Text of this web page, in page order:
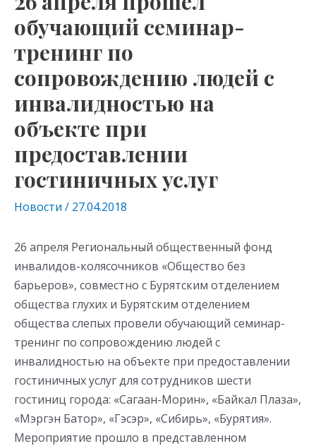
обучающий семинар-
тренинг по
сопровождению людей с
инвалидностью на
объекте при
предоставлении
гостиничных услуг
Новости / 27.04.2018
26 апреля Региональный общественный фонд
инвалидов-колясочников «Общество без
барьеров», совместно с Бурятским отделением
общества глухих и Бурятским отделением
общества слепых провели обучающий семинар-
тренинг по сопровождению людей с
инвалидностью на объекте при предоставлении
гостиничных услуг для сотрудников шести
гостиниц города: «Сагаан-Морин», «Байкал Плаза»,
«Мэргэн Батор», «Гэсэр», «Сибирь», «Бурятия».
Мероприятие прошло в представленном